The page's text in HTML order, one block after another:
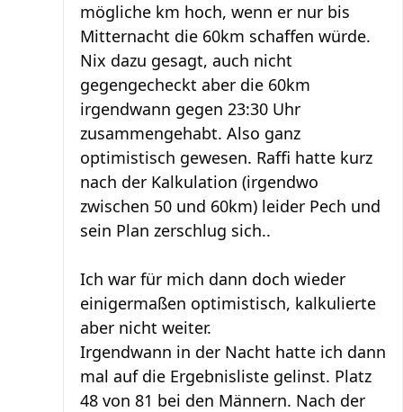
mögliche km hoch, wenn er nur bis
Mitternacht die 60km schaffen würde.
Nix dazu gesagt, auch nicht
gegengecheckt aber die 60km
irgendwann gegen 23:30 Uhr
zusammengehabt. Also ganz
optimistisch gewesen. Raffi hatte kurz
nach der Kalkulation (irgendwo
zwischen 50 und 60km) leider Pech und
sein Plan zerschlug sich..
Ich war für mich dann doch wieder
einigermaßen optimistisch, kalkulierte
aber nicht weiter.
Irgendwann in der Nacht hatte ich dann
mal auf die Ergebnisliste gelinst. Platz
48 von 81 bei den Männern. Nach der